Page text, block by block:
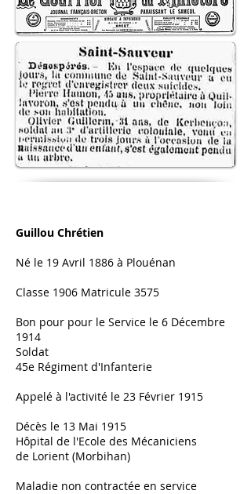
Guillou Chrétien
Né le 19 Avril 1886 à Plouénan
Classe 1906 Matricule 3575
Bon pour pour le Service le 6 Décembre
1914
Soldat
45e Régiment d'Infanterie
Appelé à l'activité le 23 Février 1915
Décès le 13 Mai 1915
Hôpital de l'Ecole des Mécaniciens
de Lorient (Morbihan)
Maladie non contractée en service